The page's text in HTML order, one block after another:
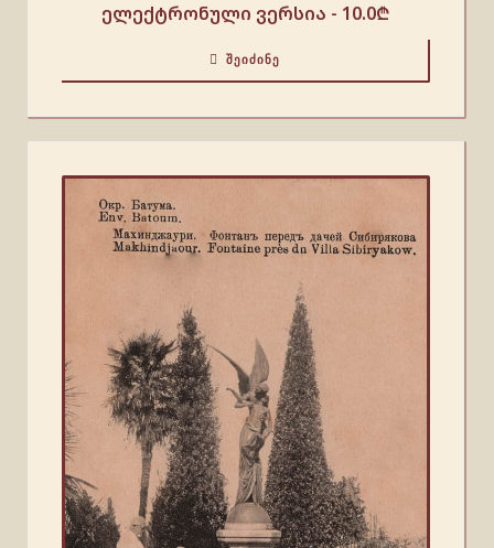
ელექტრონული ვერსია - 10.0₾
ᲨᲔᲘᲫᲘᲜᲔ